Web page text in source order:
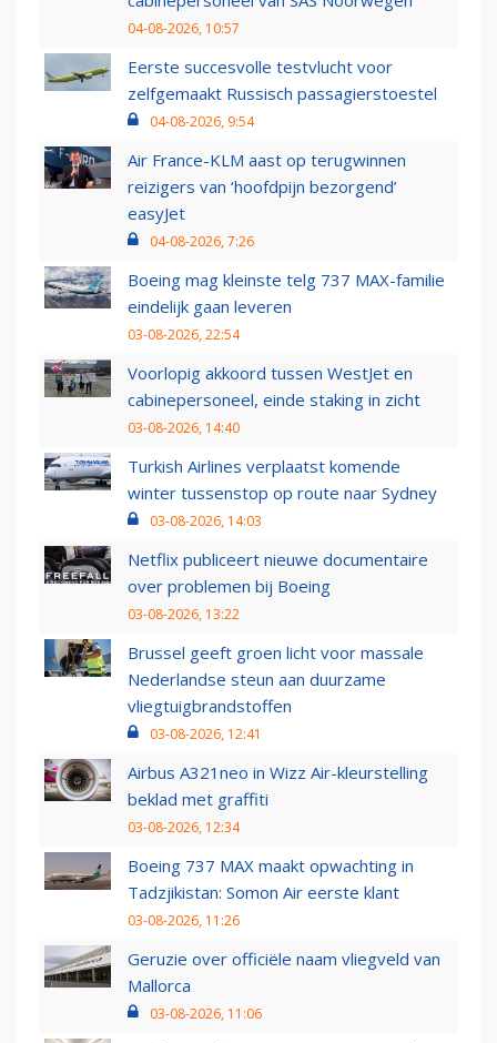
04-08-2026, 10:57
Eerste succesvolle testvlucht voor
zelfgemaakt Russisch passagierstoestel
04-08-2026, 9:54
Air France-KLM aast op terugwinnen
reizigers van ‘hoofdpijn bezorgend’
easyJet
04-08-2026, 7:26
Boeing mag kleinste telg 737 MAX-familie
eindelijk gaan leveren
03-08-2026, 22:54
Voorlopig akkoord tussen WestJet en
cabinepersoneel, einde staking in zicht
03-08-2026, 14:40
Turkish Airlines verplaatst komende
winter tussenstop op route naar Sydney
03-08-2026, 14:03
Netflix publiceert nieuwe documentaire
over problemen bij Boeing
03-08-2026, 13:22
Brussel geeft groen licht voor massale
Nederlandse steun aan duurzame
vliegtuigbrandstoffen
03-08-2026, 12:41
Airbus A321neo in Wizz Air-kleurstelling
beklad met graffiti
03-08-2026, 12:34
Boeing 737 MAX maakt opwachting in
Tadzjikistan: Somon Air eerste klant
03-08-2026, 11:26
Geruzie over officiële naam vliegveld van
Mallorca
03-08-2026, 11:06